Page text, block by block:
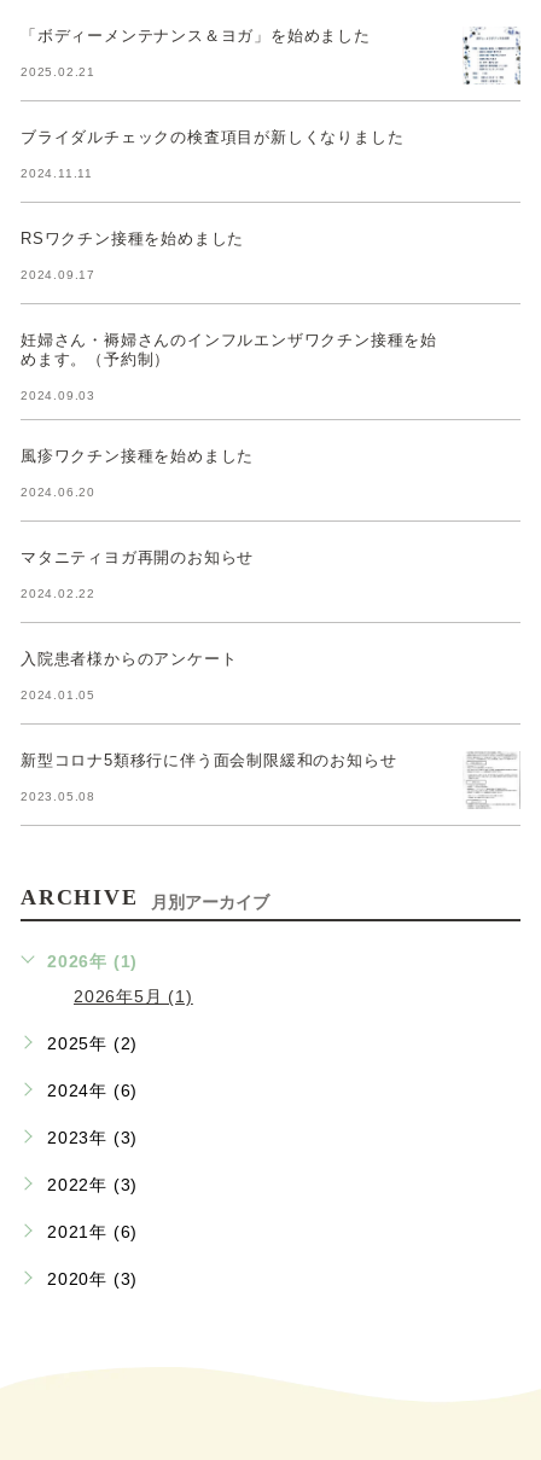
「ボディーメンテナンス＆ヨガ」を始めました
2025.02.21
ブライダルチェックの検査項目が新しくなりました
2024.11.11
RSワクチン接種を始めました
2024.09.17
妊婦さん・褥婦さんのインフルエンザワクチン接種を始
めます。（予約制）
2024.09.03
風疹ワクチン接種を始めました
2024.06.20
マタニティヨガ再開のお知らせ
2024.02.22
入院患者様からのアンケート
2024.01.05
新型コロナ5類移行に伴う面会制限緩和のお知らせ
2023.05.08
ARCHIVE 月別アーカイブ
2026年 (1)
2026年5月 (1)
2025年 (2)
2024年 (6)
2023年 (3)
2022年 (3)
2021年 (6)
2020年 (3)